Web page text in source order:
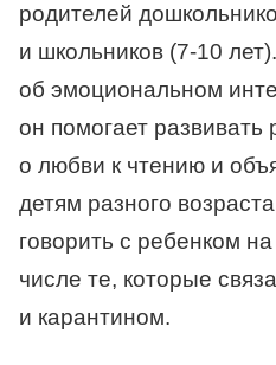
родителей
и школьников (7-10 лет).
об эмоциональном
он помогает
о любви к чтению и
детям разного
говорить с ребенком
числе те, которые
и карантином.